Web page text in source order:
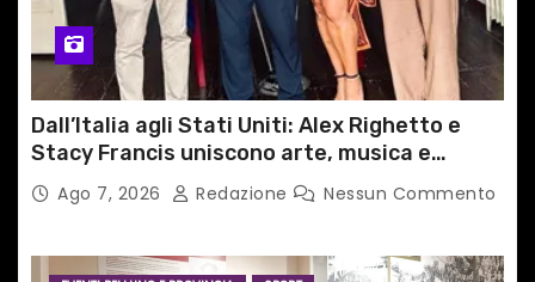
Dall’Italia agli Stati Uniti: Alex Righetto e
Stacy Francis uniscono arte, musica e
tecnologia in un nuovo progetto
internazionale”
Ago 7, 2026 Redazione Nessun Commento